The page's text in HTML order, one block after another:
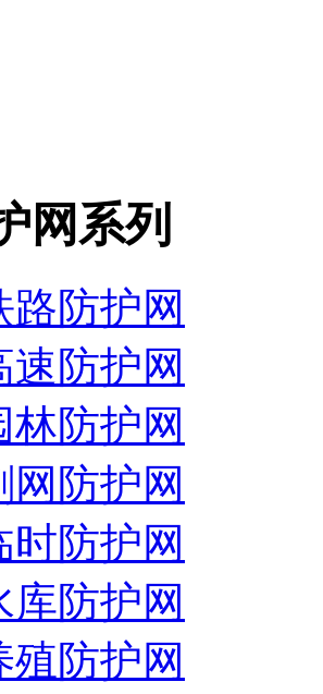
网系列
路防护网
速防护网
林防护网
网防护网
时防护网
库防护网
殖防护网